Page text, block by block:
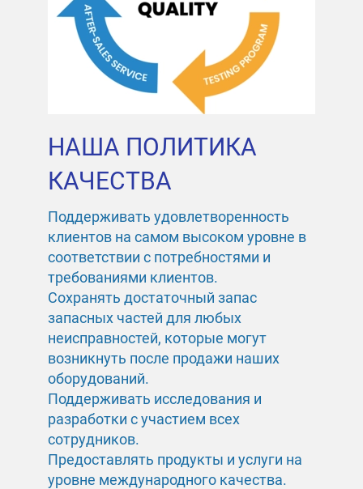
НАША ПОЛИТИКА
КАЧЕСТВА
Поддерживать удовлетворенность
клиентов на самом высоком уровне в
соответствии с потребностями и
требованиями клиентов.
Сохранять достаточный запас
запасных частей для любых
неисправностей, которые могут
возникнуть после продажи наших
оборудований.
Поддерживать исследования и
разработки с участием всех
сотрудников.
Предоставлять продукты и услуги на
уровне международного качества.